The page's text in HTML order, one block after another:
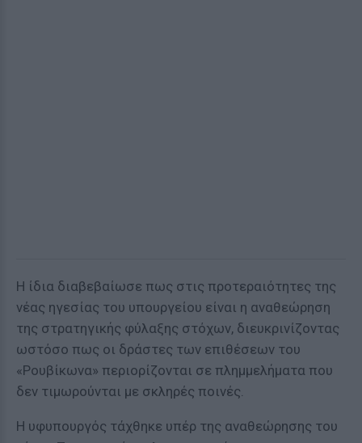
Η ίδια διαβεβαίωσε πως στις προτεραιότητες της
νέας ηγεσίας του υπουργείου είναι η αναθεώρηση
της στρατηγικής φύλαξης στόχων, διευκρινίζοντας
ωστόσο πως οι δράστες των επιθέσεων του
«Ρουβίκωνα» περιορίζονται σε πλημμελήματα που
δεν τιμωρούνται με σκληρές ποινές.
Η υφυπουργός τάχθηκε υπέρ της αναθεώρησης του